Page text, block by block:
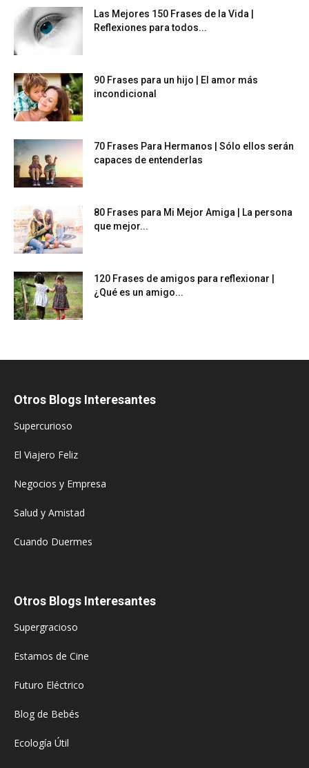
Las Mejores 150 Frases de la Vida |
Reflexiones para todos...
90 Frases para un hijo | El amor más
incondicional
70 Frases Para Hermanos | Sólo ellos serán
capaces de entenderlas
80 Frases para Mi Mejor Amiga | La persona
que mejor...
120 Frases de amigos para reflexionar |
¿Qué es un amigo...
Otros Blogs Interesantes
Supercurioso
El Viajero Feliz
Negocios y Empresa
Salud y Amistad
Cuando Duermes
Otros Blogs Interesantes
Supergracioso
Estamos de Cine
Futuro Eléctrico
Blog de Bebés
Ecología Útil